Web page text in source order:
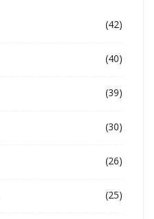
(42)
(40)
(39)
(30)
(26)
(25)